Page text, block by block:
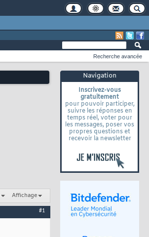
Navigation
Inscrivez-vous
gratuitement
pour pouvoir participer,
suivre les réponses en
temps réel, voter pour
les messages, poser vos
propres questions et
recevoir la newsletter
Recherche avancée
Affichage
#1